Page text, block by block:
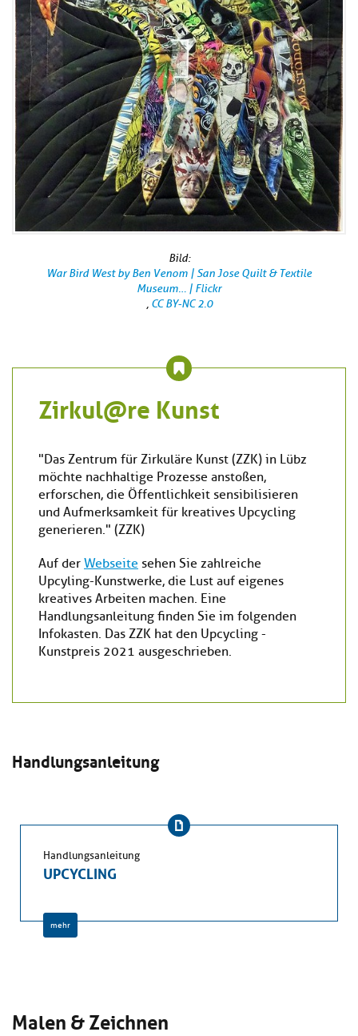
Bild:
War Bird West by Ben Venom | San Jose Quilt & Textile
Museum… | Flickr
, CC BY-NC 2.0
Zirkul@re Kunst
"Das Zentrum für Zirkuläre Kunst (ZZK) in Lübz
möchte nachhaltige Prozesse anstoßen,
erforschen, die Öffentlichkeit sensibilisieren
und Aufmerksamkeit für kreatives Upcycling
generieren." (ZZK)
Auf der Webseite sehen Sie zahlreiche
Upcyling-Kunstwerke, die Lust auf eigenes
kreatives Arbeiten machen. Eine
Handlungsanleitung finden Sie im folgenden
Infokasten. Das ZZK hat den Upcycling -
Kunstpreis 2021 ausgeschrieben.
Handlungsanleitung
Handlungsanleitung
UPCYCLING
mehr
Malen & Zeichnen